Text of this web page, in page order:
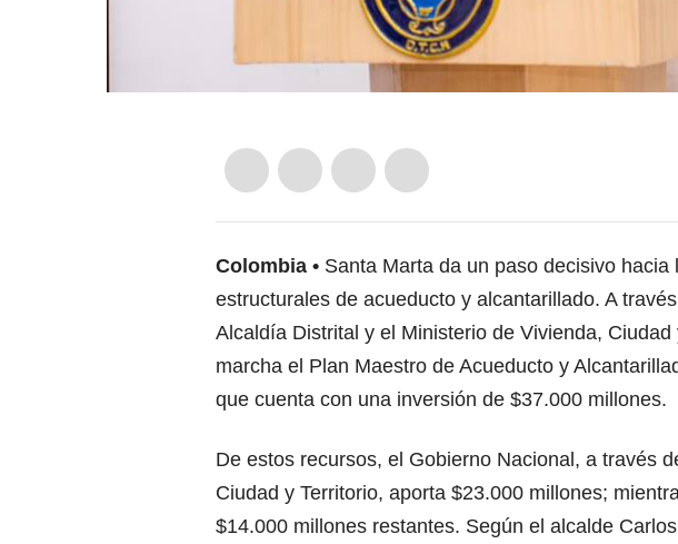
Colombia
Santa Marta da un paso decisivo
estructurales de acueducto y alcantarillado. A
Alcaldía Distrital y el Ministerio de Vivienda,
marcha el Plan Maestro de Acueducto y
que cuenta con una inversión de $37.000 millones.
De estos recursos, el Gobierno Nacional, a través
Ciudad y Territorio, aporta $23.000 millones;
$14.000 millones restantes. Según el alcalde